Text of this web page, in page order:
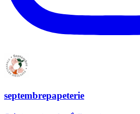
septembrepapeterie